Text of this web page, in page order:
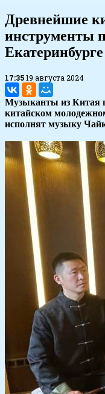
Древнейшие
инструменты
Екатеринбурге
17:3519 августа 2024
Музыканты из Китая
китайском
исполнят музыку